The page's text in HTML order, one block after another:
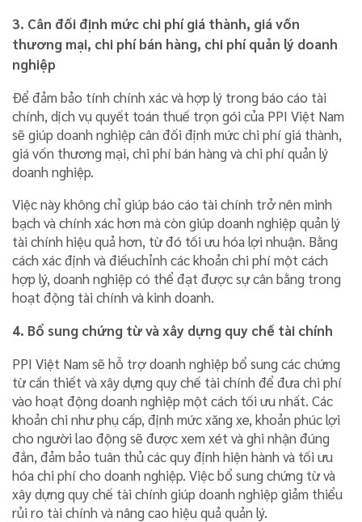
3. Cân đối định mức chi phí giá thành, giá vốn
thương mại, chi phí bán hàng, chi phí quản lý doanh
nghiệp
Để đảm bảo tính chính xác và hợp lý trong báo cáo tài
chính, dịch vụ quyết toán thuế trọn gói của PPI Việt Nam
sẽ giúp doanh nghiệp cân đối định mức chi phí giá thành,
giá vốn thương mại, chi phí bán hàng và chi phí quản lý
doanh nghiệp.
Việc này không chỉ giúp báo cáo tài chính trở nên minh
bạch và chính xác hơn mà còn giúp doanh nghiệp quản lý
tài chính hiệu quả hơn, từ đó tối ưu hóa lợi nhuận. Bằng
cách xác định và điềuchỉnh các khoản chi phí một cách
hợp lý, doanh nghiệp có thể đạt được sự cân bằng trong
hoạt động tài chính và kinh doanh.
4. Bổ sung chứng từ và xây dựng quy chế tài chính
PPI Việt Nam sẽ hỗ trợ doanh nghiệp bổ sung các chứng
từ cần thiết và xây dựng quy chế tài chính để đưa chi phí
vào hoạt động doanh nghiệp một cách tối ưu nhất. Các
khoản chi như phụ cấp, định mức xăng xe, khoản phúc lợi
cho người lao động sẽ được xem xét và ghi nhận đúng
đắn, đảm bảo tuân thủ các quy định hiện hành và tối ưu
hóa chi phí cho doanh nghiệp. Việc bổ sung chứng từ và
xây dựng quy chế tài chính giúp doanh nghiệp giảm thiểu
rủi ro tài chính và nâng cao hiệu quả quản lý.